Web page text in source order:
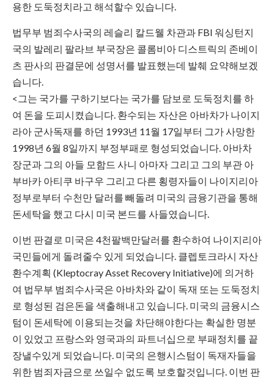
용한 도둑정치라고 해석할수 있습니다.
법무부 범죄수사국의 레슬리 칼드웰 차관과 FBI 워싱턴지
국의 발레리 팔라브 부국장은 콜롬비아 디스트릭의 존베이
츠 판사의 판결문에 성명서를 발표했는데 발췌 요약해보겠
습니다.
<그는 국가를 구하기보다는 국가를 담보로 도둑정치를 하
여 돈을 도피시켰습니다. 환수되는 자산은 아바차가 나이지
라아 군사독재를 하던 1993년 11월 17일부터 그가 사망한
1998년 6월 8일까지 부정부패로 형성되었습니다. 아바차
장군과 그의 아들 모함드 사니 아마자 그리고 그의 부관 아
부바카 아티쿠 바구우 그리고 다른 횡령자들이 나이지리아
정부로부터 수천만 달러를 빼돌려 미국의 금융기관을 통해
돈세탁을 했고 다시 미국 본드를 사들였습니다.
이번 판결로 미국은 4천팔백만달러를 환수하여 나이지리아
국민들에게 돌려줄수 있게 되었습니다. 클렙토크라시 자산
환수계획 (Kleptocray Asset Recovery Initiative)에 의거하
여 법무부 범죄수사국은 아바차와 같이 독재 또는 도둑정치
로 형성된 검은돈을 색출해내고 있습니다. 미국의 금융시스
텀이 돈세탁에 이용되는것을 차단해야한다는 확실한 명분
이 있었고 프랑스와 영국과의 파트너십으로 부패정치를 끝
장낼수있게 되었습니다. 미국의 은행시스텀이 독재자들을
위한 범죄자금으로 쓰일수 없도록 보호할것입니다. 이번 판